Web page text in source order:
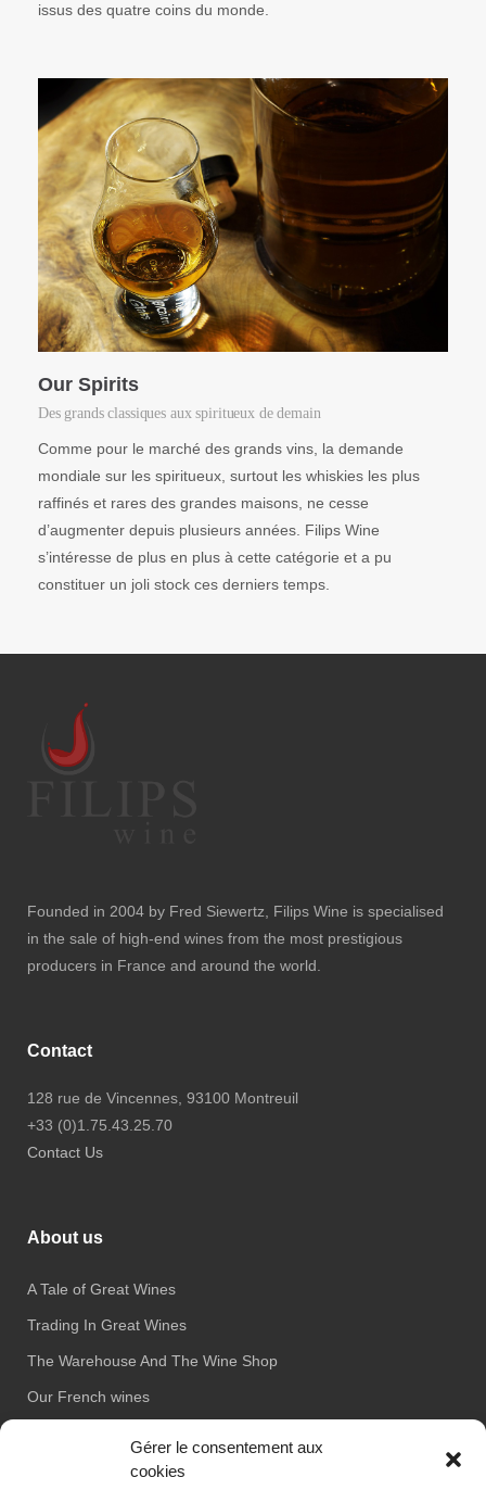
Gérer le consentement aux
cookies
issus des quatre coins du monde.
Our Spirits
Des grands classiques aux spiritueux de demain
Comme pour le marché des grands vins, la demande
mondiale sur les spiritueux, surtout les whiskies les plus
raffinés et rares des grandes maisons, ne cesse
d’augmenter depuis plusieurs années. Filips Wine
s’intéresse de plus en plus à cette catégorie et a pu
constituer un joli stock ces derniers temps.
Founded in 2004 by Fred Siewertz, Filips Wine is specialised
in the sale of high-end wines from the most prestigious
producers in France and around the world.
Contact
128 rue de Vincennes, 93100 Montreuil
+33 (0)1.75.43.25.70
Contact Us
About us
A Tale of Great Wines
Trading In Great Wines
The Warehouse And The Wine Shop
Our French wines